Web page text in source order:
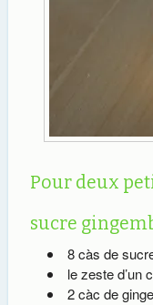
Pour deux
sucre
8 càs de
le zeste d’un
2 càc de